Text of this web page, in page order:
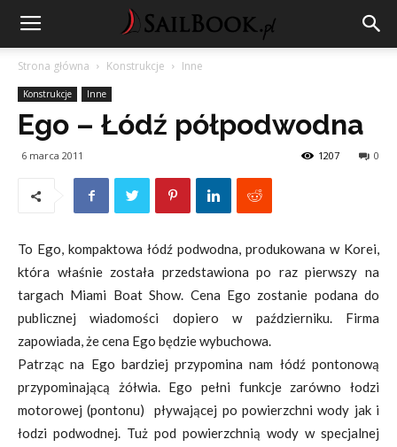
Strona główna Konstrukcje Inne
Konstrukcje Inne
Ego – Łódź półpodwodna
6 marca 2011 0
1207
To Ego, kompaktowa łódź podwodna, produkowana w Korei,
która właśnie została przedstawiona po raz pierwszy na
targach Miami Boat Show. Cena Ego zostanie podana do
publicznej wiadomości dopiero w październiku. Firma
zapowiada, że cena Ego będzie wybuchowa.
Patrząc na Ego bardziej przypomina nam łódź pontonową
przypominającą żółwia. Ego pełni funkcje zarówno łodzi
motorowej (pontonu) pływającej po powierzchni wody jak i
łodzi podwodnej. Tuż pod powierzchnią wody w specjalnej